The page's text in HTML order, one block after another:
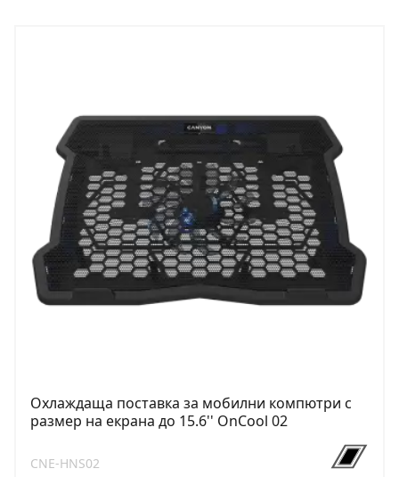
Охлаждаща поставка за мобилни компютри с
размер на екрана до 15.6'' OnCool 02
CNE-HNS02